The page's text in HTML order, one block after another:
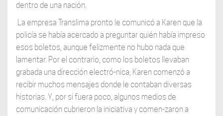
dentro de una nación.
La empresa Translima pronto le comunicó a Karen que la
policía se había acercado a preguntar quién había impreso
esos boletos, aunque felizmente no hubo nada que
lamentar. Por el contrario, como los boletos llevaban
grabada una dirección electró-nica, Karen comenzó a
recibir muchos mensajes donde le contaban diversas
historias. Y, por si fuera poco, algunos medios de
comunicación cubrieron la iniciativa y comen-zaron a